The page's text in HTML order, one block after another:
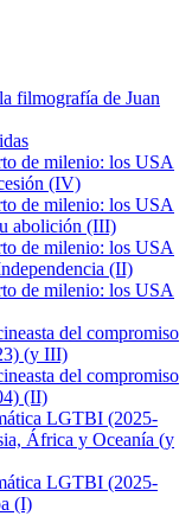
filmografía de Juan
de milenio: los USA
(IV)
de milenio: los USA
abolición (III)
de milenio: los USA
(II)
de milenio: los USA
del compromiso
(y III)
del compromiso
(II)
LGTBI (2025-
África y Oceanía (y
LGTBI (2025-
(I)